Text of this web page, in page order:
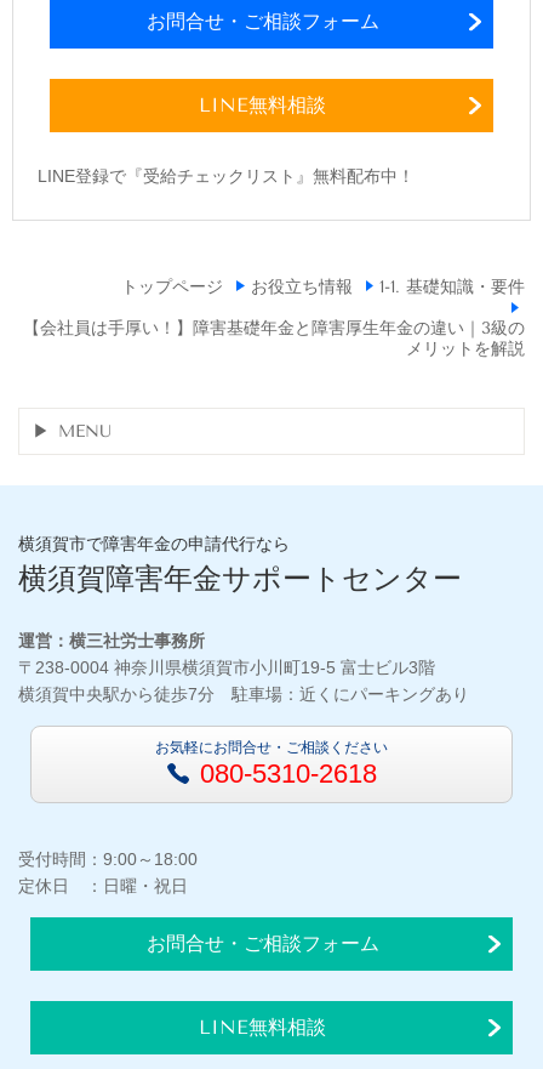
お問合せ・ご相談フォーム
LINE無料相談
LINE登録で『受給チェックリスト』無料配布中！
トップページ お役立ち情報
1-1. 基礎知識・要件
【会社員は手厚い！】障害基礎年金と障害厚生年金の違い｜3級の
メリットを解説
MENU
横須賀市で障害年金の申請代行なら
横須賀障害年金サポートセンター
運営：横三社労士事務所
〒238-0004 神奈川県横須賀市小川町19-5 富士ビル3階
横須賀中央駅から徒歩7分 駐車場：近くにパーキングあり
お気軽にお問合せ・ご相談ください
080-5310-2618
受付時間：9:00～18:00
定休日 ：日曜・祝日
お問合せ・ご相談フォーム
LINE無料相談